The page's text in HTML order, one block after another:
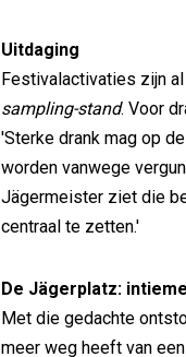
Uitdaging
Festivalactivaties zijn
sampling-stand. Voor
'Sterke drank mag op
worden vanwege
Jägermeister ziet die
centraal te zetten.'
De Jägerplatz:
Met die gedachte
meer weg heeft van